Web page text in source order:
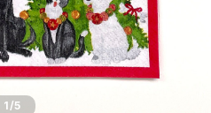
1/5